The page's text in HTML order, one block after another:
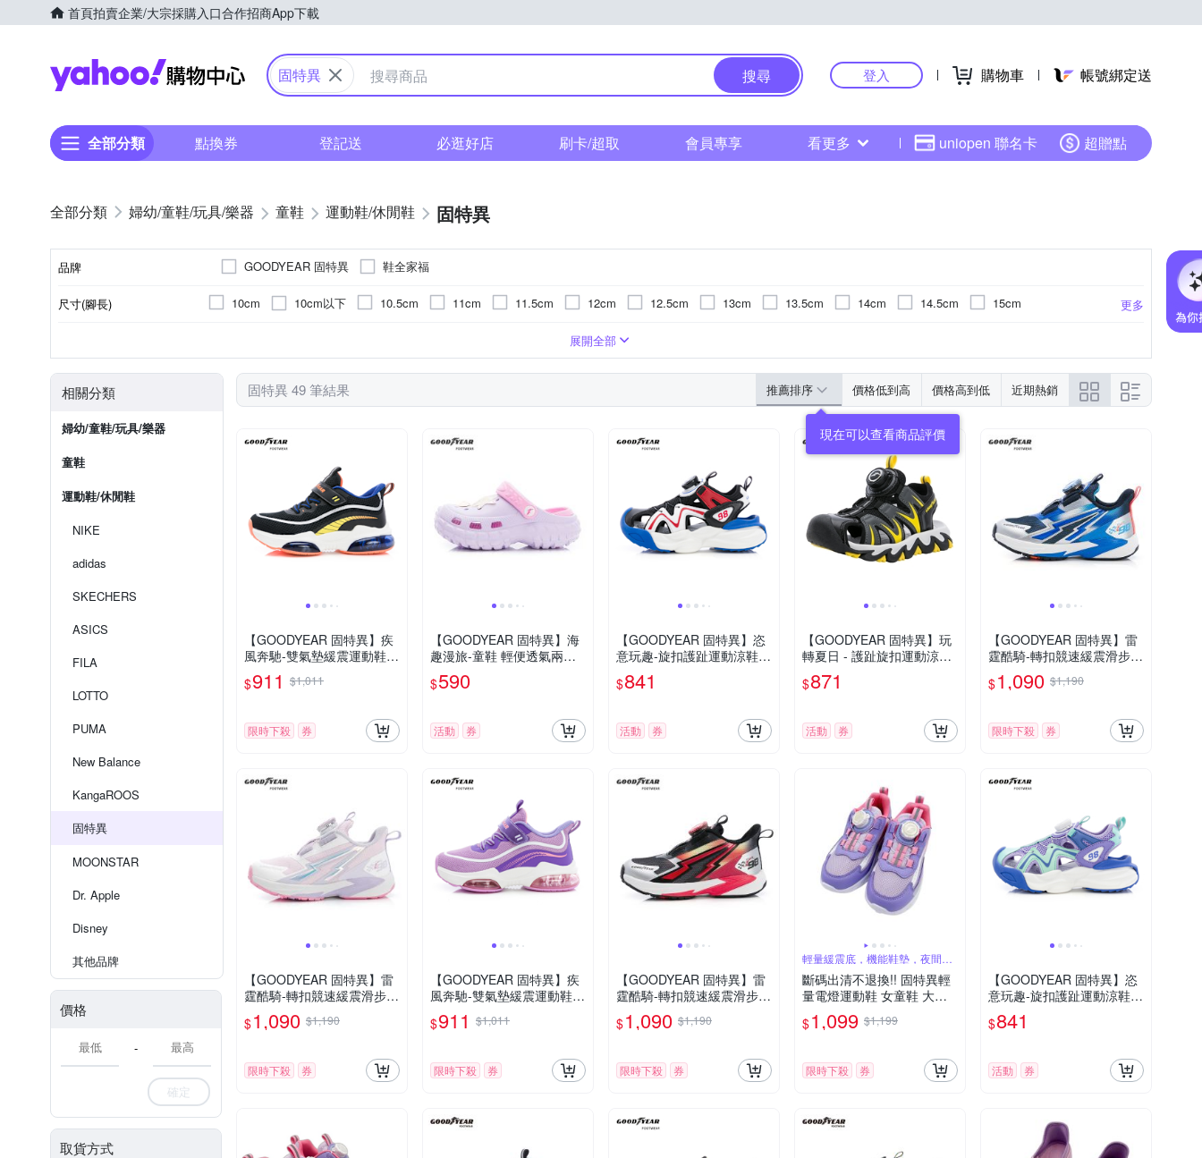
首頁拍賣企業/大宗採購入口合作招商App下載
Yahoo購物中心
固特異 搜尋 登入 購物車 帳號綁定送
全部分類 點換券 登記送 必逛好店 刷卡/超取 會員專享 看更多 uniopen 聯名卡 超贈點
婦幼/童鞋/玩具/樂器 童鞋 運動鞋/休閒鞋 固特異
品牌 GOODYEAR 固特異 鞋全家福
尺寸(腳長) 更多
10cm 10cm以下 10.5cm 11cm 11.5cm 12cm 12.5cm 13cm 13.5cm 14cm 14.5cm
15cm
18cm
22.5cm
23cm 23.5cm 24cm 24.5cm 25cm
展開全部
相關分類
婦幼/童鞋/玩具/樂器
童鞋
運動鞋/休閒鞋
NIKE
adidas
SKECHERS
ASICS
FILA
LOTTO
PUMA
New Balance
KangaROOS
固特異
MOONSTAR
Dr. Apple
Disney
其他品牌
價格
-
確定
取貨方式
固特異 49 筆結果 推薦排序 價格低到高 價格高到低 近期熱銷
【GOODYEAR 固特異】疾
風奔馳-雙氣墊緩震運動鞋/
童鞋22-24.5cm 透氣 黑色
(GAKR48720)
$911 $1,011
限時下殺 券
【GOODYEAR 固特異】海
趣漫旅-童鞋 輕便透氣兩穿
洞洞鞋 紫色(GAKP58927)
$590
活動 券
【GOODYEAR 固特異】恣
意玩趣-旋扣護趾運動涼鞋/
童鞋 防踢 緩震 黑藍色(GAK
S58900)
$841
活動 券
【GOODYEAR 固特異】玩
轉夏日 - 護趾旋扣運動涼鞋/
女童 防撞 緩震 黑黃 / GAKS
48900
$871
活動 券
【GOODYEAR 固特異】雷
霆酷騎-轉扣競速緩震滑步車
運動鞋/童鞋 護足 耐磨 藍(G
AKR58546)
$1,090 $1,190
限時下殺 券
【GOODYEAR 固特異】雷
霆酷騎-轉扣競速緩震滑步車
運動鞋/童鞋 護足 耐磨 粉色
(GAKR58543)
$1,090 $1,190
限時下殺 券
【GOODYEAR 固特異】疾
風奔馳-雙氣墊緩震運動鞋/
童鞋22-24.5cm 透氣 紫色
(GAKR48727)
$911 $1,011
限時下殺 券
【GOODYEAR 固特異】雷
霆酷騎-轉扣競速緩震滑步車
運動鞋/童鞋 護足 耐磨 黑色
(GAKR58540)
$1,090 $1,190
限時下殺 券
輕量緩震底，機能鞋墊，夜間反
光設計
斷碼出清不退換!! 固特異輕
量電燈運動鞋 女童鞋 大童
鞋 21cm
$1,099 $1,199
限時下殺 券
【GOODYEAR 固特異】恣
意玩趣-旋扣護趾運動涼鞋/
童鞋 防踢 緩震 紫色(GAKS5
8907)
$841
活動 券